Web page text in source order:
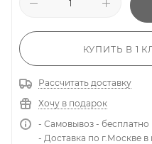
КУПИТЬ В 1
Рассчитать доставку
Хочу в подарок
- Самовывоз - бесплатно
- Доставка по г.Москве